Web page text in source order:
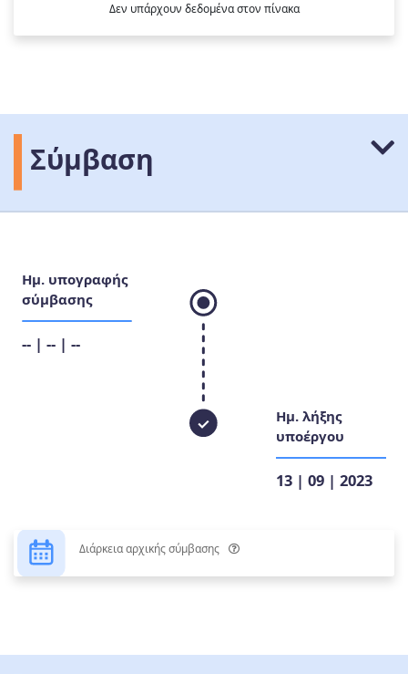
Δεν υπάρχουν δεδομένα στον πίνακα
Σύμβαση
Ημ. υπογραφής
σύμβασης
-- | -- | --
Ημ. λήξης
υποέργου
13 | 09 | 2023
Διάρκεια αρχικής σύμβασης